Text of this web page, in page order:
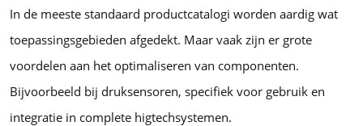
In de meeste standaard productcatalogi worden aardig wat
toepassingsgebieden afgedekt. Maar vaak zijn er grote
voordelen aan het optimaliseren van componenten.
Bijvoorbeeld bij druksensoren, specifiek voor gebruik en
integratie in complete higtechsystemen.